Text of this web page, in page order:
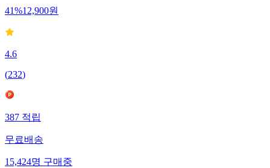
41%12,900원
4.6
(232)
387적립
무료배송
15,424명구매중